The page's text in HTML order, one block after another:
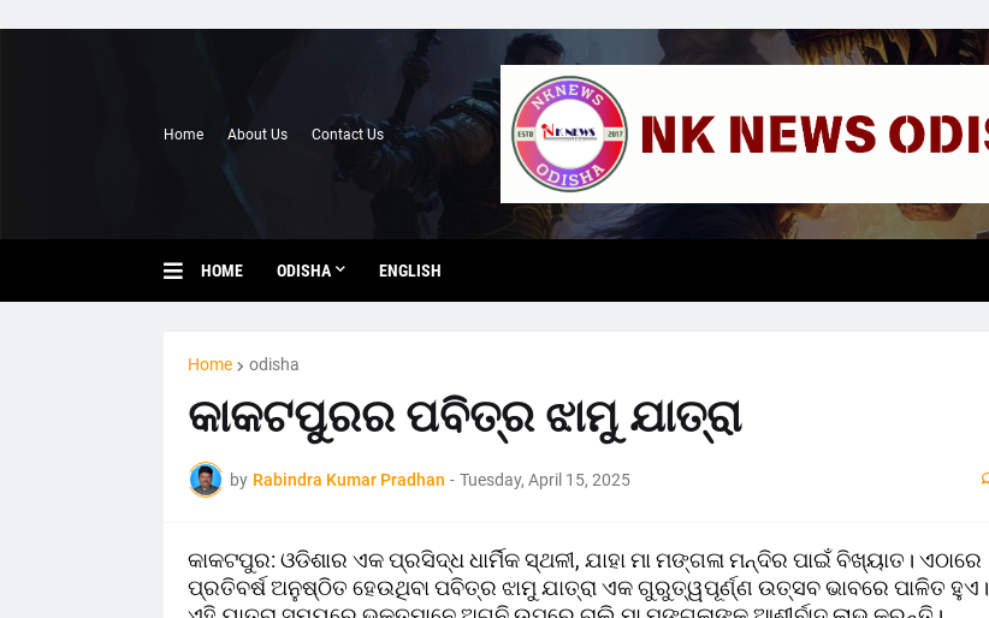
Home About Us Contact Us
HOME ODISHA ENGLISH
Home odisha
କାକଟପୁରର ପବିତ୍ର ଝାମୁ ଯାତ୍ରା
by Rabindra Kumar Pradhan - Tuesday, April 15, 2025
କାକଟପୁର: ଓଡିଶାର ଏକ ପ୍ରସିଦ୍ଧ ଧାର୍ମିକ ସ୍ଥଳୀ, ଯାହା ମା ମଙ୍ଗଳା ମନ୍ଦିର ପାଇଁ ବିଖ୍ୟାତ। ଏଠାରେ
ପ୍ରତିବର୍ଷ ଅନୁଷ୍ଠିତ ହେଉଥିବା ପବିତ୍ର ଝାମୁ ଯାତ୍ରା ଏକ ଗୁରୁତ୍ୱପୂର୍ଣ୍ଣ ଉତ୍ସବ ଭାବରେ ପାଳିତ ହୁଏ।